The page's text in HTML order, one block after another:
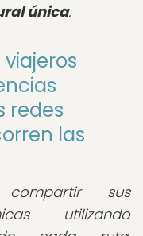
única.
redes
las
sus
utilizando